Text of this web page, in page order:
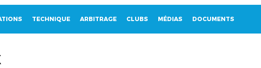
TECHNIQUE ARBITRAGE CLUBS MÉDIAS DOCUMENTS